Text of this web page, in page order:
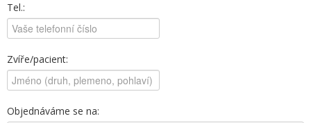
Tel.:
Zvíře/pacient:
Objednáváme se na: